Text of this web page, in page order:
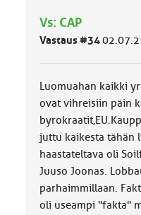
m
ä
k
k
a
Vs: CAP
Vastaus #34
Luomuahan kaikki
ovat vihreisiin päin
juttu kaikesta tähän
haastateltava oli
Juuso Joonas.
parhaimmillaan.
oli useampi "fakta"